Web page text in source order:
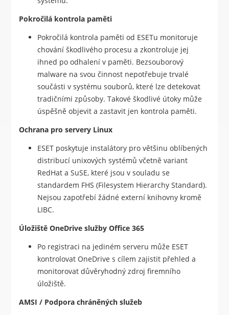
Pokročilá kontrola paměti
Pokročilá kontrola paměti od ESETu monitoruje
chování škodlivého procesu a zkontroluje jej
ihned po odhalení v paměti. Bezsouborový
malware na svou činnost nepotřebuje trvalé
součásti v systému souborů, které lze detekovat
tradičními způsoby. Takové škodlivé útoky může
úspěšně objevit a zastavit jen kontrola paměti.
Ochrana pro servery Linux
ESET poskytuje instalátory pro většinu oblíbených
distribucí unixových systémů včetně variant
RedHat a SuSE, které jsou v souladu se
standardem FHS (Filesystem Hierarchy Standard).
Nejsou zapotřebí žádné externí knihovny kromě
LIBC.
Úložiště OneDrive služby Office 365
Po registraci na jediném serveru může ESET
kontrolovat OneDrive s cílem zajistit přehled a
monitorovat důvěryhodný zdroj firemního
úložiště.
AMSI / Podpora chráněných služeb